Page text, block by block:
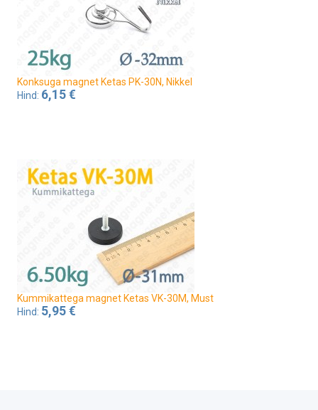
Konksuga magnet Ketas PK-30N, Nikkel
Hind: 6,15 €
Kummikattega magnet Ketas VK-30M, Must
Hind: 5,95 €